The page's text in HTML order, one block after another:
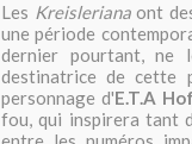
Les Kreislerianaont
une période
dernier pourtant, ne
destinatrice de cette
personnage d'E.T.A
fou, qui inspirera tant